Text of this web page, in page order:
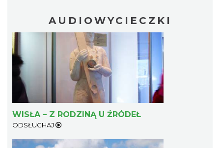
AUDIOWYCIECZKI
WISŁA – Z RODZINĄ U ŹRÓDEŁ
ODSŁUCHAJ